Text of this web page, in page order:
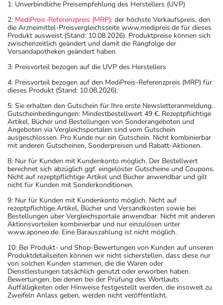
1: Unverbindliche Preisempfehlung des Herstellers (UVP)
2: MediPreis-Referenzpreis (MRP): der höchste Verkaufspreis, den
die Arzneimittel-Preisvergleichsseite www.medipreis.de für dieses
Produkt ausweist (Stand: 10.08.2026). Produktpreise können sich
zwischenzeitlich geändert und damit die Rangfolge der
Versandapotheken geändert haben.
3: Preisvorteil bezogen auf die UVP des Herstellers
4: Preisvorteil bezogen auf den MediPreis-Referenzpreis (MRP) für
dieses Produkt (Stand: 10.08.2026).
5: Sie erhalten den Gutschein für Ihre erste Newsletteranmeldung.
Gutscheinbedingungen: Mindestbestellwert 49 €. Rezeptpflichtige
Artikel, Bücher und Bestellungen von Sonderangeboten und
Angeboten via Vergleichsportalen sind vom Gutschein
ausgeschlossen. Pro Kunde nur ein Gutschein. Nicht kombinierbar
mit anderen Gutscheinen, Sonderpreisen und Rabatt-Aktionen.
8: Nur für Kunden mit Kundenkonto möglich. Der Bestellwert
berechnet sich abzüglich ggf. eingelöster Gutscheine und Coupons.
Nicht auf rezeptpflichtige Artikel und Bücher anwendbar und gilt
nicht für Kunden mit Sonderkonditionen.
9: Nur für Kunden mit Kundenkonto möglich. Nicht auf
rezeptpflichtige Artikel, Bücher und Versandkosten sowie bei
Bestellungen über Vergleichsportale anwendbar. Nicht mit anderen
Aktionsvorteilen kombinierbar und nur einzulösen unter
www.aponeo.de. Eine Barauszahlung ist nicht möglich.
10: Bei Produkt- und Shop-Bewertungen von Kunden auf unseren
Produktdetailseiten können wir nicht sicherstellen, dass diese nur
von solchen Kunden stammen, die die Waren oder
Dienstleistungen tatsächlich genutzt oder erworben haben.
Bewertungen, bei denen bei der Prüfung des Wortlauts
Auffälligkeiten oder Hinweise festgestellt werden, die insoweit zu
Zweifeln Anlass geben, werden nicht veröffentlicht.